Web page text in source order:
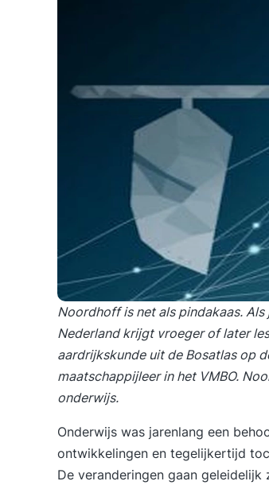
Noordhoff is net als pindakaas.
Nederland krijgt vroeger of later
aardrijkskunde uit de Bosatlas op
maatschappijleer in het VMBO.
onderwijs.
Onderwijs was jarenlang een
ontwikkelingen en tegelijkertijd
De veranderingen gaan